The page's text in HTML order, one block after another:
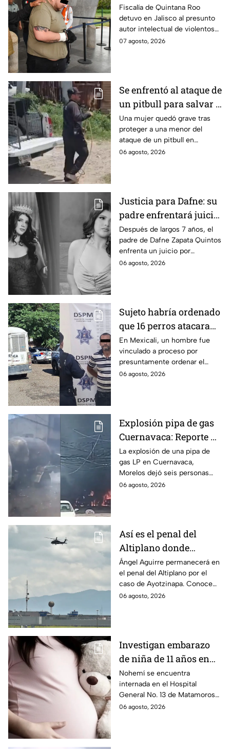
prioritario en Playa del
Carmen
Fiscalía de Quintana Roo
detuvo en Jalisco al presunto
autor intelectual de violentos
ataques en fraccionamientos
07 agosto, 2026
Se enfrentó al ataque de
un pitbull para salvar a
una menor; hoy lucha
por su vida en Zapopan
Una mujer quedó grave tras
proteger a una menor del
ataque de un pitbull en
Zapopan; la víctima sufrió
06 agosto, 2026
Justicia para Dafne: su
padre enfrentará juicio
por presunto abuso
cometido en 2019 en
Tamaulipas
Después de largos 7 años, el
padre de Dafne Zapata Quintos
enfrenta un juicio por
presuntamente abusar de la
06 agosto, 2026
Sujeto habría ordenado
que 16 perros atacaran
a su hermana con
discapacidad en
Mexicali, BC
En Mexicali, un hombre fue
vinculado a proceso por
presuntamente ordenar el
ataque de 16 perros contra su
06 agosto, 2026
Explosión pipa de gas
Cuernavaca: Reporte de
víctimas tras estallido
en Morelos
La explosión de una pipa de
gas LP en Cuernavaca,
Morelos dejó seis personas
hospitalizadas. IMSS informó
06 agosto, 2026
Así es el penal del
Altiplano donde
permanecerá Ángel
Aguirre por caso
Ayotzinapa
Ángel Aguirre permanecerá en
el penal del Altiplano por el
caso de Ayotzinapa. Conoce
dónde está, cómo es esta
06 agosto, 2026
Investigan embarazo
de niña de 11 años en
Matamoros,
Tamaulipas; ¿qué pasó
con Nohemí?
Nohemí se encuentra
internada en el Hospital
General No. 13 de Matamoros
tras complicaciones por un
06 agosto, 2026